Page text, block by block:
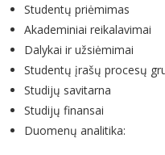
Studentų priėmimas
Akademiniai reikalavimai
Dalykai ir užsiėmimai
Studentų įrašų procesų
Studijų savitarna
Studijų finansai
Duomenų analitika: